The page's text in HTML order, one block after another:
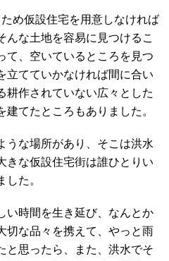
め仮設住宅を用意しなければ
んな土地を容易に見つけるこ
て、空いているところを見つ
立てていかなければ間に合い
耕作されていない広々とした
てたところもありました。
うな場所があり、そこは洪水
きな仮設住宅街は誰ひとりい
た。
い時間を生き延び、なんとか
切な品々を携えて、やっと雨
と思ったら、また、洪水でそ